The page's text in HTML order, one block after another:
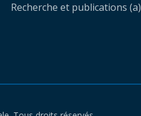
Recherche et publications (a)